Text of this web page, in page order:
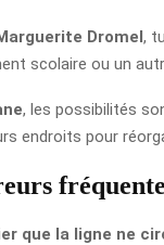
Dromel,
scolaire ou un
, les possibilités
endroits pour
que la ligne ne